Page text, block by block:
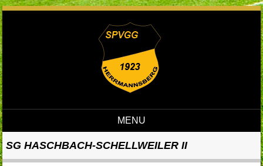
MENU
SG HASCHBACH-SCHELLWEILER II